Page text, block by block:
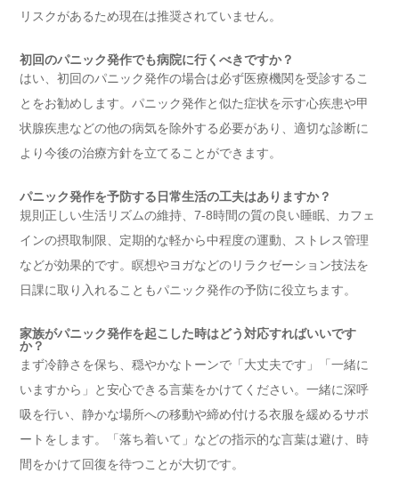
リスクがあるため現在は推奨されていません。
初回のパニック発作でも病院に行くべきですか？
はい、初回のパニック発作の場合は必ず医療機関を受診するこ
とをお勧めします。パニック発作と似た症状を示す心疾患や甲
状腺疾患などの他の病気を除外する必要があり、適切な診断に
より今後の治療方針を立てることができます。
パニック発作を予防する日常生活の工夫はありますか？
規則正しい生活リズムの維持、7-8時間の質の良い睡眠、カフェ
インの摂取制限、定期的な軽から中程度の運動、ストレス管理
などが効果的です。瞑想やヨガなどのリラクゼーション技法を
日課に取り入れることもパニック発作の予防に役立ちます。
家族がパニック発作を起こした時はどう対応すればいいです
か？
まず冷静さを保ち、穏やかなトーンで「大丈夫です」「一緒に
いますから」と安心できる言葉をかけてください。一緒に深呼
吸を行い、静かな場所への移動や締め付ける衣服を緩めるサポ
ートをします。「落ち着いて」などの指示的な言葉は避け、時
間をかけて回復を待つことが大切です。